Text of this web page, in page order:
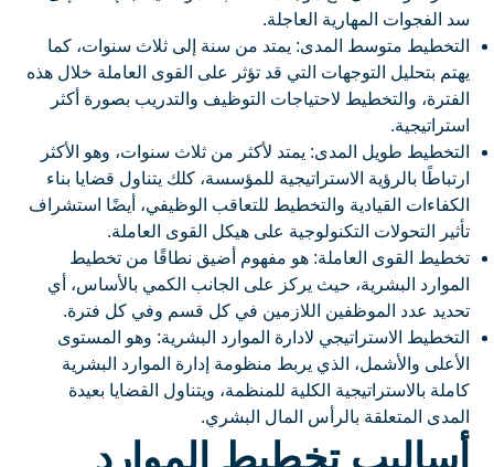
سد الفجوات المهارية العاجلة.
التخطيط متوسط المدى: يمتد من سنة إلى ثلاث سنوات، كما
يهتم بتحليل التوجهات التي قد تؤثر على القوى العاملة خلال هذه
الفترة، والتخطيط لاحتياجات التوظيف والتدريب بصورة أكثر
استراتيجية.
التخطيط طويل المدى: يمتد لأكثر من ثلاث سنوات، وهو الأكثر
ارتباطًا بالرؤية الاستراتيجية للمؤسسة، كلك يتناول قضايا بناء
الكفاءات القيادية والتخطيط للتعاقب الوظيفي، أيضًا استشراف
تأثير التحولات التكنولوجية على هيكل القوى العاملة.
تخطيط القوى العاملة: هو مفهوم أضيق نطاقًا من تخطيط
الموارد البشرية، حيث يركز على الجانب الكمي بالأساس، أي
تحديد عدد الموظفين اللازمين في كل قسم وفي كل فترة.
التخطيط الاستراتيجي لادارة الموارد البشرية: وهو المستوى
الأعلى والأشمل، الذي يربط منظومة إدارة الموارد البشرية
كاملة بالاستراتيجية الكلية للمنظمة، ويتناول القضايا بعيدة
المدى المتعلقة بالرأس المال البشري.
أساليب تخطيط الموارد